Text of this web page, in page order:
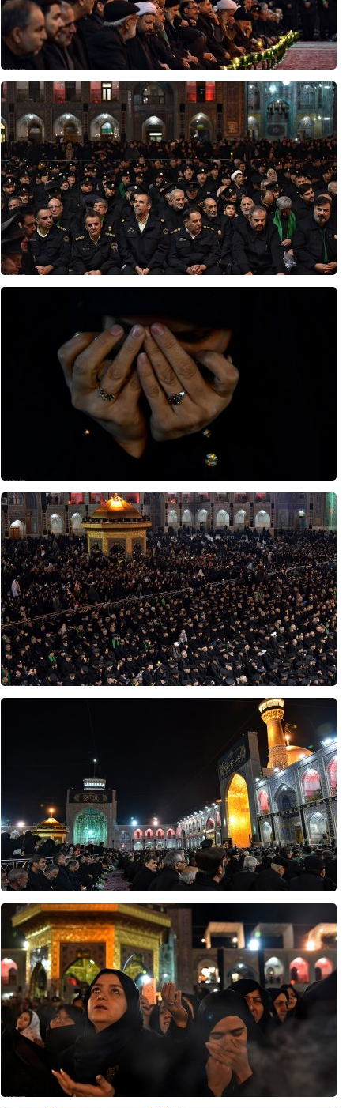
گزارش العالم از جزئیات عملیات جدید یمنی‌ها علیه اهداف سعودی +فیلم